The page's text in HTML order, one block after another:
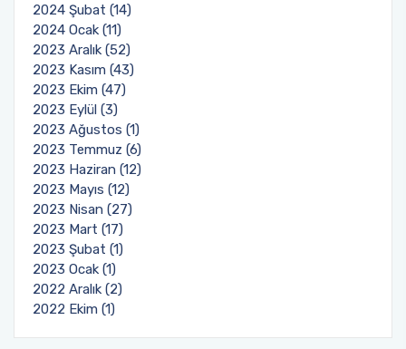
2024 Şubat (14)
2024 Ocak (11)
2023 Aralık (52)
2023 Kasım (43)
2023 Ekim (47)
2023 Eylül (3)
2023 Ağustos (1)
2023 Temmuz (6)
2023 Haziran (12)
2023 Mayıs (12)
2023 Nisan (27)
2023 Mart (17)
2023 Şubat (1)
2023 Ocak (1)
2022 Aralık (2)
2022 Ekim (1)
Turizm Fakültesi
Uygulamalı Bilimler Fakültesi
Ziraat Fakültesi